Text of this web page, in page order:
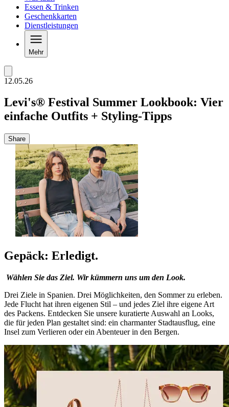
Essen & Trinken
Geschenkkarten
Dienstleistungen
Mehr
12.05.26
Levi's® Festival Summer Lookbook: Vier
einfache Outfits + Styling-Tipps
Share
Gepäck: Erledigt.
Wählen Sie das Ziel. Wir kümmern uns um den Look.
Drei Ziele in Spanien. Drei Möglichkeiten, den Sommer zu erleben.
Jede Flucht hat ihren eigenen Stil – und jedes Ziel ihre eigene Art
des Packens. Entdecken Sie unsere kuratierte Auswahl an Looks,
die für jeden Plan gestaltet sind: ein charmanter Stadtausflug, eine
Insel zum Verlieren oder ein Abenteuer in den Bergen.